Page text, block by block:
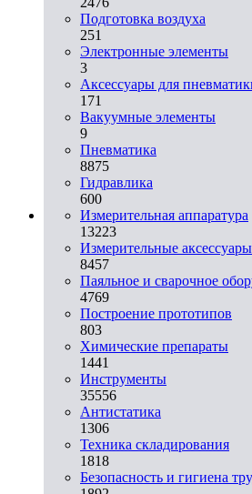
Подготовка воздуха
251
Электронные элементы
3
Аксессуары для
171
Вакуумные элементы
9
Пневматика
8875
Гидравлика
600
Измерительная аппаратура
13223
Измерительные аксессуары
8457
Паяльное и сварочное
4769
Построение прототипов
803
Химические препараты
1441
Инструменты
35556
Aнтистатика
1306
Техника складирования
1818
Безопасность и гигиена